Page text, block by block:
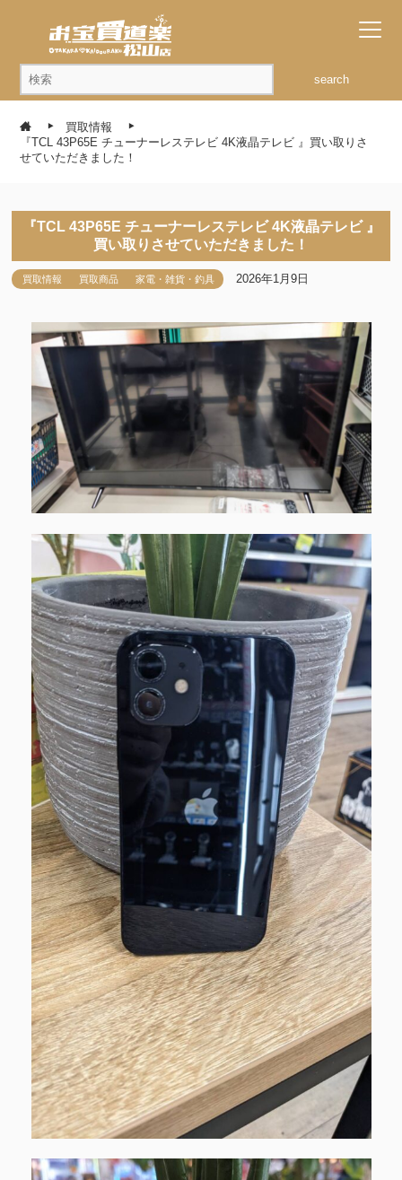
search
買取情報
『TCL 43P65E チューナーレステレビ 4K液晶テレビ 』買い取りさ
せていただきました！
『TCL 43P65E チューナーレステレビ 4K液晶テレビ 』
買い取りさせていただきました！
買取情報 買取商品 家電・雑貨・釣具 2026年1月9日